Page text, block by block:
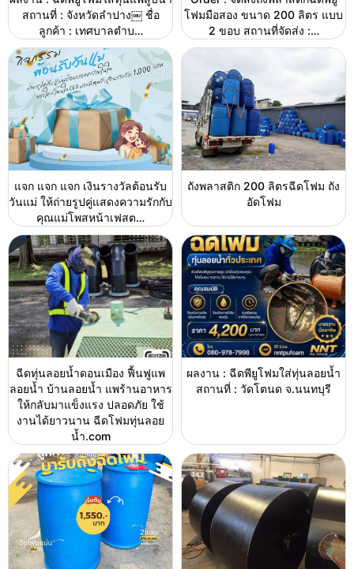
สถานที่ : จังหวัดลำปาง￼ ชื่อ
ลูกค้า : เทศบาลตำบ…
โฟมมือสอง ขนาด 200 ลิตร แบบ
2 ขอบ สถานที่จัดส่ง :…
แจก แจก แจก เงินรางวัลต้อนรับ
วันแม่ ให้ถ่ายรูปคู่แสดงความรักกับ
คุณแม่โพสหน้าเฟสต…
ถังพลาสติก 200 ลิตรฉีดโฟม ถัง
อัดโฟม
ฉีดทุ่นลอยน้ำดอนเมือง ฟื้นฟูแพ
ลอยน้ำ บ้านลอยน้ำ แพร้านอาหาร
ให้กลับมาแข็งแรง ปลอดภัย ใช้
งานได้ยาวนาน ฉีดโฟมทุ่นลอย
น้ำ.com
ผลงาน : ฉีดพียูโฟมใส่ทุ่นลอยน้ำ
สถานที่ : วัดโตนด จ.นนทบุรี